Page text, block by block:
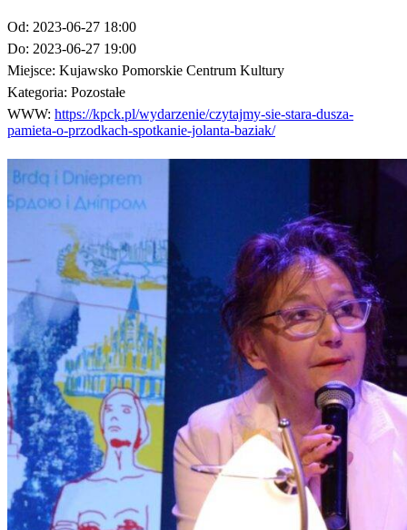
Od: 2023-06-27 18:00
Do: 2023-06-27 19:00
Miejsce: Kujawsko Pomorskie Centrum Kultury
Kategoria: Pozostałe
WWW: https://kpck.pl/wydarzenie/czytajmy-sie-stara-dusza-
pamieta-o-przodkach-spotkanie-jolanta-baziak/